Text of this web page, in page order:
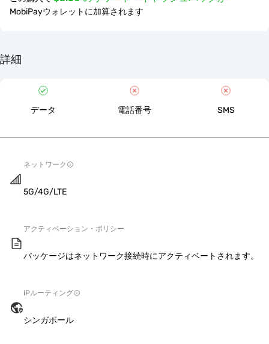
MobiPayウォレットに加算されます
詳細
データ 電話番号 SMS
ネットワーク
5G/4G/LTE
アクティベーション・ポリシー
パッケージはネットワーク接続時にアクティベートされます。
IPルーティング
シンガポール